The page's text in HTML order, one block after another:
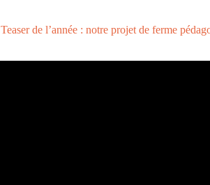
Teaser de l’année : notre projet de ferme